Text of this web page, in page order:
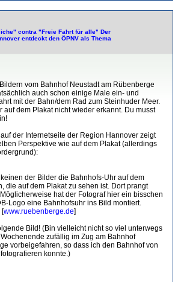
contra "Freie Fahrt für alle" Der
entdeckt den ÖPNV als Thema
vom Bahnhof Neustadt am Rübenberge
auch schon einige Male ein- und
mit der Bahn/dem Rad zum Steinhuder Meer.
auf dem Plakat nicht wieder erkannt. Du musst
der Internetseite der Region Hannover zeigt
Perspektive wie auf dem Plakat (allerdings
der Bilder die Bahnhofs-Uhr auf dem
die auf dem Plakat zu sehen ist. Dort prangt
hat der Fotograf hier ein bisschen
Logo eine Bahnhofsuhr ins Bild montiert.
[www.ruebenberge.de]
Bild! (Bin vielleicht nicht so viel unterwegs
zufällig im Zug am Bahnhof
vorbeigefahren, so dass ich den Bahnhof von
konnte.)